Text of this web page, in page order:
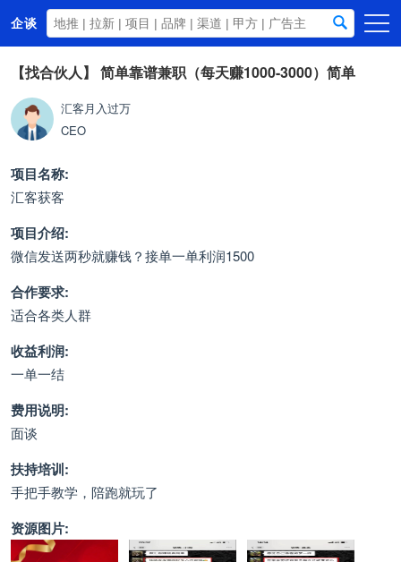
企谈
首页
商务资源
资讯动态
关于我们
【找合伙人】 简单靠谱兼职（每天赚1000-3000）简单
汇客月入过万
CEO
项目名称:
汇客获客
项目介绍:
微信发送两秒就赚钱？接单一单利润1500
合作要求:
适合各类人群
收益利润:
一单一结
费用说明:
面谈
扶持培训:
手把手教学，陪跑就玩了
资源图片: